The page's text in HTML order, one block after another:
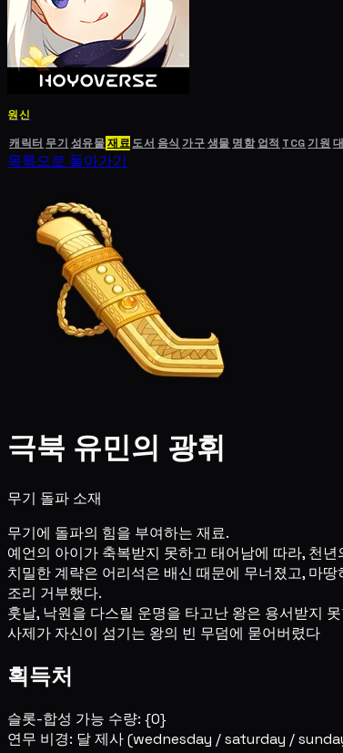
원신
캐릭터 무기 성유물재료도서 음식 가구생물 명함 업적 TCG기원
목록으로 돌아가기
극북 유민의 광휘
무기 돌파 소재
무기에 돌파의 힘을 부여하는 재료.
예언의 아이가 축복받지 못하고 태어남에 따라, 천
치밀한 계략은 어리석은 배신 때문에 무너졌고, 마
조리 거부했다.
훗날, 낙원을 다스릴 운명을 타고난 왕은 용서받지
사제가 자신이 섬기는 왕의 빈 무덤에 묻어버렸다
획득처
슬롯-합성 가능 수량: {0}
연무 비경: 달 제사(wednesday / saturday /